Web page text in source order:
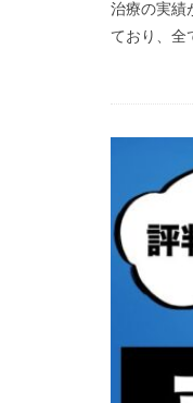
治療の実績
ており、全